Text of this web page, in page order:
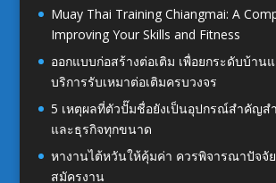
Muay Thai Training Chiangmai: A
Improving Your Skills and Fitness
ออกแบบก่อสร้างต่อเติม เพื่อยกระดับบ้าน
บริการรับเหมาต่อเติมครบวงจร
5 เหตุผลที่ตัวปั๊มชื่อยังเป็นอุปกรณ์สำคัญส
และธุรกิจทุกขนาด
หางานไต้หวันให้คุ้มค่า ควรพิจารณาปัจจั
สมัครงาน